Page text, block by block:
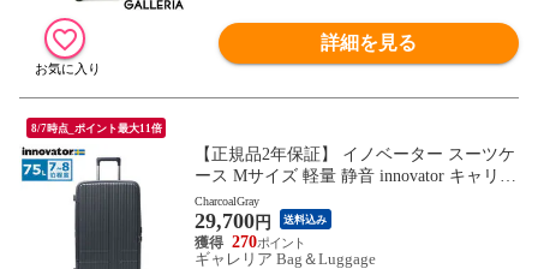
詳細を見る
8/7時点_ポイント最大11倍
【正規品2年保証】 イノベーター スーツケ
ース Mサイズ 軽量 静音 innovator キャリー
ケース ストッパー付き キャスターロック
マット おしゃれ ブランド 大きめ 7泊 8泊
Extreme Journey 75L Middle INV650DOR
CharcoalGray
29,700円 送料込み
270
ギャレリア Bag＆Luggage